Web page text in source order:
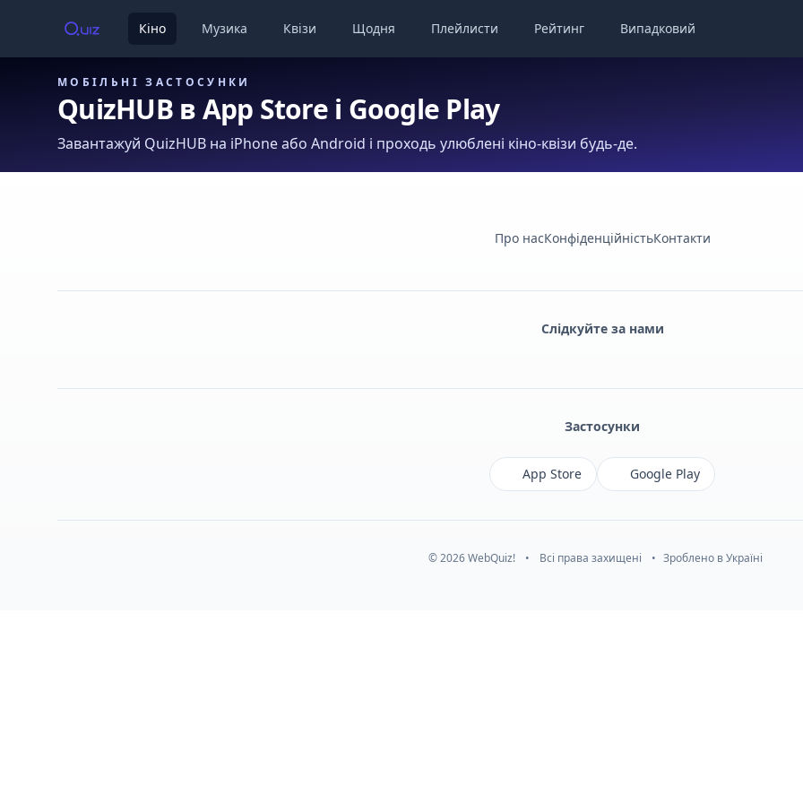
Кіно Музика Квізи Щодня Плейлисти Рейтинг Випадковий
МОБІЛЬНІ ЗАСТОСУНКИ
QuizHUB в App Store і Google Play
Завантажуй QuizHUB на iPhone або Android і проходь улюблені кіно-квізи будь-де.
Про насКонфіденційністьКонтакти
Слідкуйте за нами
Застосунки
App Store Google Play
© 2026 WebQuiz! • Всі права захищені • Зроблено в Україні